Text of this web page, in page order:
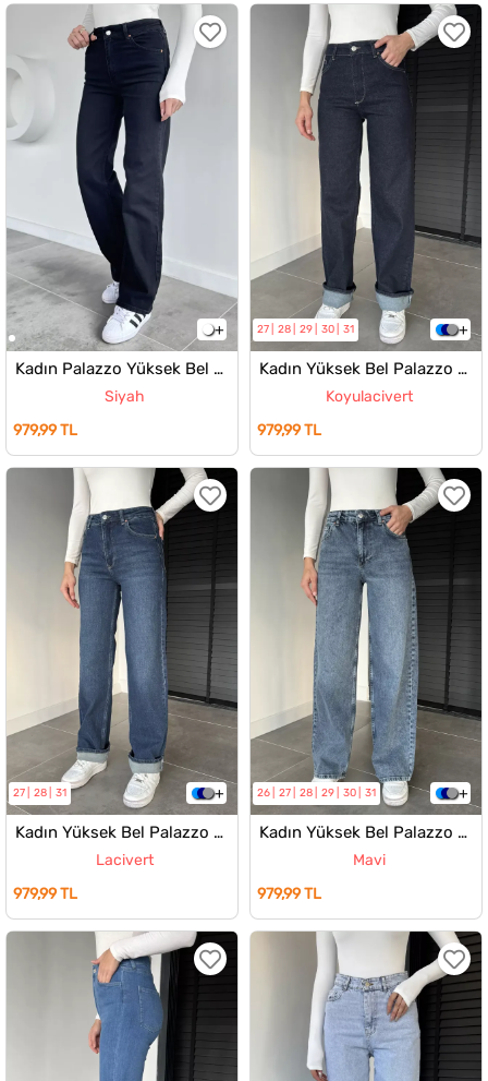
Kadın Palazzo Yüksek Bel Jean Kot Pantolon
Siyah
979,99 TL
27 28 29 30 31
Kadın Yüksek Bel Palazzo Jean Kot Pantolon
Koyulacivert
979,99 TL
27 28 31
Kadın Yüksek Bel Palazzo Jean Kot Pantolon
Lacivert
979,99 TL
26 27 28 29 30 31
Kadın Yüksek Bel Palazzo Jean Kot Pantolon
Mavi
979,99 TL